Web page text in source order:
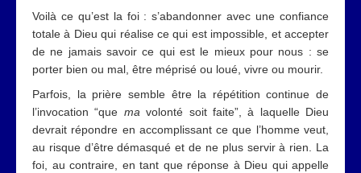
Voilà ce qu’est la foi : s’abandonner avec une confiance
totale à Dieu qui réalise ce qui est impossible, et accepter
de ne jamais savoir ce qui est le mieux pour nous : se
porter bien ou mal, être méprisé ou loué, vivre ou mourir.
Parfois, la prière semble être la répétition continue de
l’invocation “que mavolonté soit faite”, à laquelle Dieu
devrait répondre en accomplissant ce que l’homme veut,
au risque d’être démasqué et de ne plus servir à rien. La
foi, au contraire, en tant que réponse à Dieu qui appelle